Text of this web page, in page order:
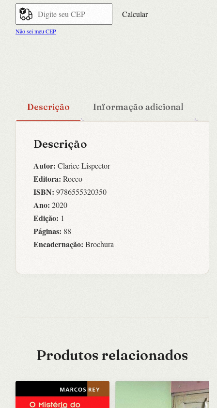
Calcular
Não sei meu CEP
Descrição Informação adicional
Descrição
Autor: Clarice Lispector
Editora: Rocco
ISBN: 9786555320350
Ano: 2020
Edição: 1
Páginas: 88
Encadernação: Brochura
Produtos relacionados